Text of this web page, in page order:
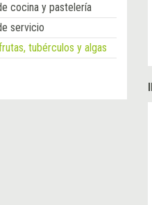
cocina y pastelería
servicio
tubérculos y algas